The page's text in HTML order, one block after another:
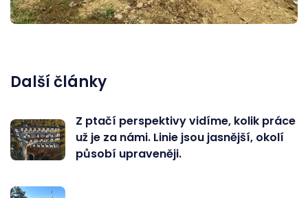
Další články
Z ptačí perspektivy vidíme, kolik práce
už je za námi. Linie jsou jasnější, okolí
působí upraveněji.